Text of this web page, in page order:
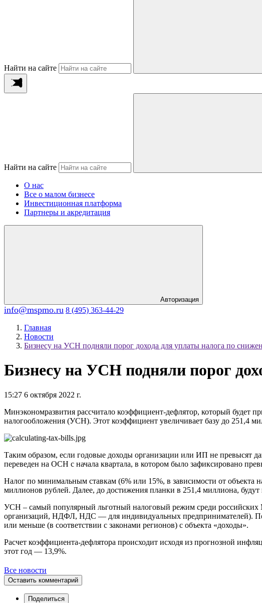
Найти на сайте
Найти на сайте
О нас
Все о малом бизнесе
Инвестиционная платформа
Партнеры и акредитация
Авторизация
info@mspmo.ru 8 (495) 363-44-29
Главная
Новости
Бизнесу на УСН подняли порог дохода для уплаты налога по
Бизнесу на УСН подняли порог
15:27 6 октября 2022 г.
Минэкономразвития рассчитало коэффициент-дефлятор, который будет
налогообложения (УСН). Этот коэффициент увеличивает базу до 251,4
Таким образом, если годовые доходы организации или ИП не превысят
переведен на ОСН с начала квартала, в котором было зафиксировано
Налог по минимальным ставкам (6% или 15%, в зависимости от объекта
миллионов рублей. Далее, до достижения планки в 251,4 миллиона,
УСН – самый популярный льготный налоговый режим среди
организаций, НДФЛ, НДС — для индивидуальных предпринимателей). По
или меньше (в соответствии с законами регионов) с объекта «доходы».
Расчет коэффициента-дефлятора происходит исходя из прогнозной
этот год — 13,9%.
Все новости
Оставить комментарий
Поделиться